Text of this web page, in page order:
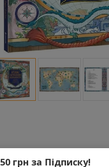
50 грн за Підписку!